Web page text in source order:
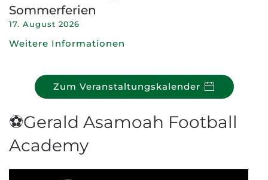
Sommerferien
17. August 2026
Weitere Informationen
Zum Veranstaltungskalender
⚽Gerald Asamoah Football
Academy